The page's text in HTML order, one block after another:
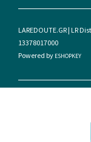
LAREDOUTE.GR | LR
13378017000
Powered by ESHOPKEY